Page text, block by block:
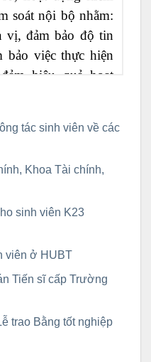
tác sinh viên về các
Khoa Tài chính,
sinh viên K23
viên ở HUBT
Tiến sĩ cấp Trường
trao Bằng tốt nghiệp